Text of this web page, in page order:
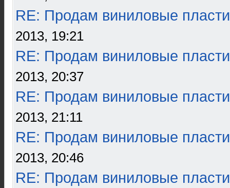
RE: Продам виниловые
2013, 19:21
RE: Продам виниловые
2013, 20:37
RE: Продам виниловые
2013, 21:11
RE: Продам виниловые
2013, 20:46
RE: Продам виниловые